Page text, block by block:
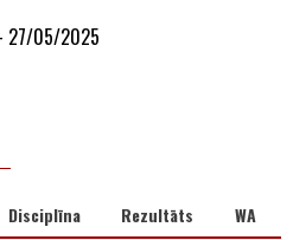
27/05/2025
Disciplīna Rezultāts WA